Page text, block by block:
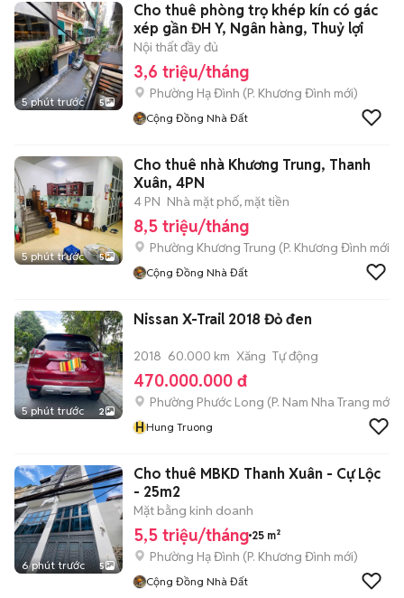
5 phút trước 5
Cho thuê phòng trọ khép kín có gác
xép gần ĐH Y, Ngân hàng, Thuỷ lợi
Nội thất đầy đủ
3,6 triệu/tháng
Phường Hạ Đình (P. Khương Đình mới)
Cộng Đồng Nhà Đất
5 phút trước 5
Cho thuê nhà Khương Trung, Thanh
Xuân, 4PN
4 PN Nhà mặt phố, mặt tiền
8,5 triệu/tháng
Phường Khương Trung (P. Khương Đình mới)
Cộng Đồng Nhà Đất
5 phút trước 2
Nissan X-Trail 2018 Đỏ đen
2018 60.000 km Xăng Tự động
470.000.000 đ
Phường Phước Long (P. Nam Nha Trang mới)
HHung Truong
6 phút trước 5
Cho thuê MBKD Thanh Xuân - Cự Lộc
- 25m2
Mặt bằng kinh doanh
5,5 triệu/tháng 25 m²
Phường Hạ Đình (P. Khương Đình mới)
Cộng Đồng Nhà Đất